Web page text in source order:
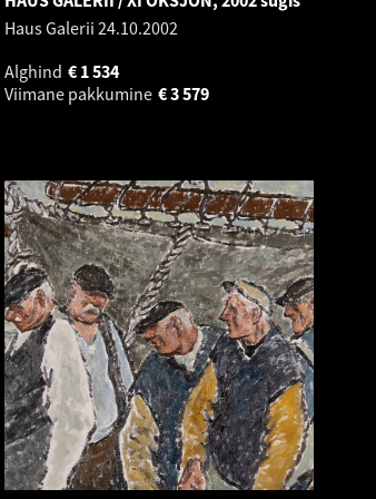
Haus Galerii 24.10.2002
Alghind
1 534
€
Viimane pakkumine
3 579
€